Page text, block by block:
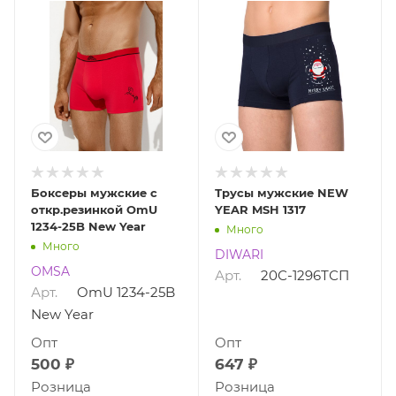
Боксеры мужские с
откр.резинкой OmU
1234-25B New Year
Много
OMSA
Арт.
OmU 1234-25B
New Year
500 ₽
Опт
Розница
Трусы мужские NEW
YEAR MSH 1317
Много
DIWARI
Арт. 20С-1296ТСП
647 ₽
Опт
Розница